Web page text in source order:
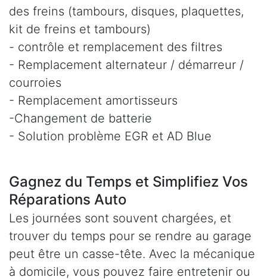
des freins (tambours, disques, plaquettes,
kit de freins et tambours)
- contrôle et remplacement des filtres
- Remplacement alternateur / démarreur /
courroies
- Remplacement amortisseurs
-Changement de batterie
- Solution problème EGR et AD Blue
Gagnez du Temps et Simplifiez Vos
Réparations Auto
Les journées sont souvent chargées, et
trouver du temps pour se rendre au garage
peut être un casse-tête. Avec la mécanique
à domicile, vous pouvez faire entretenir ou